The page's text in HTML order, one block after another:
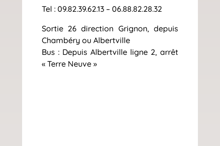
Tel : 09.82.39.62.13 – 06.88.82.28.32
Sortie 26 direction Grignon, depuis
Chambéry ou Albertville
Bus : Depuis Albertville ligne 2, arrêt
« Terre Neuve »